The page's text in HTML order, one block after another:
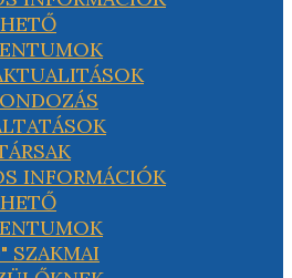
INFORMÁCIÓK
SZAKMAI